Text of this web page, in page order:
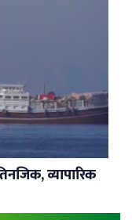
व्यापारिक